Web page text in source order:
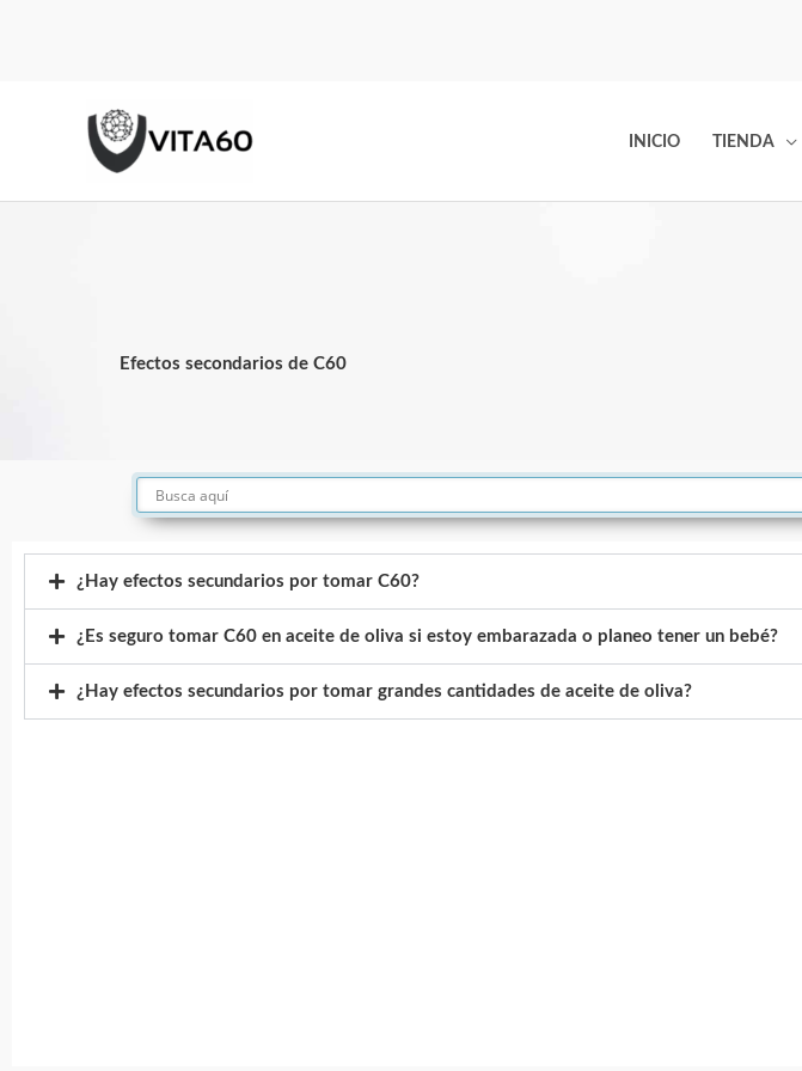
INICIO TIENDA
Efectos secondarios de C60
¿Hay efectos secundarios por tomar C60?
¿Es seguro tomar C60 en aceite de oliva si estoy embarazada o planeo tener un bebé?
¿Hay efectos secundarios por tomar grandes cantidades de aceite de oliva?